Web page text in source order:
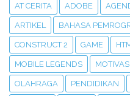
AT CERITA ADOBE
ARTIKEL BAHASA
CONSTRUCT 2 GAME
MOBILE LEGENDS MOTIVASI
OLAHRAGA PENDIDIKAN